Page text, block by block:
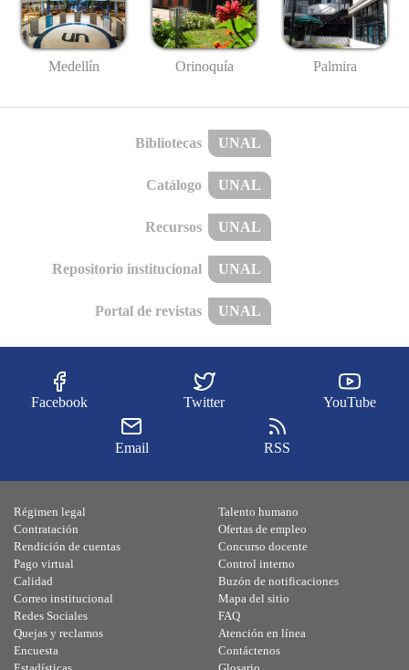
Medellín Orinoquía Palmira
Bibliotecas UNAL
Catálogo UNAL
Recursos UNAL
Repositorio institucional UNAL
Portal de revistas UNAL
Facebook Twitter YouTube
Email RSS
Régimen legal
Contratación
Rendición de cuentas
Pago virtual
Calidad
Talento humano
Ofertas de empleo
Concurso docente
Control interno
Buzón de notificaciones
Correo institucional
Redes Sociales
Quejas y reclamos
Encuesta
Mapa del sitio
FAQ
Atención en línea
Contáctenos